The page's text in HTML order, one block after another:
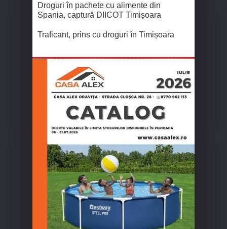
Droguri în pachete cu alimente din
Spania, captură DIICOT Timișoara
Traficant, prins cu droguri în Timișoara